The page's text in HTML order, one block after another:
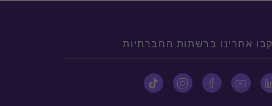
אחרינו ברשתות החברתיות